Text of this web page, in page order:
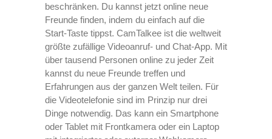
beschränken. Du kannst jetzt online neue
Freunde finden, indem du einfach auf die
Start-Taste tippst. CamTalkee ist die weltweit
größte zufällige Videoanruf- und Chat-App. Mit
über tausend Personen online zu jeder Zeit
kannst du neue Freunde treffen und
Erfahrungen aus der ganzen Welt teilen. Für
die Videotelefonie sind im Prinzip nur drei
Dinge notwendig. Das kann ein Smartphone
oder Tablet mit Frontkamera oder ein Laptop